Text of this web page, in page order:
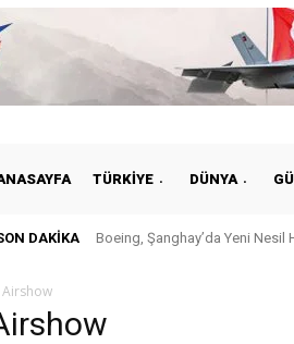
TÜRKIYE DÜNYA
DAKIKA Boeing, Şanghay’da Yeni Nesil
Airshow